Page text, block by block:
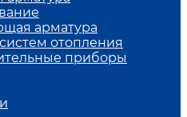
арматура
отопления
приборы